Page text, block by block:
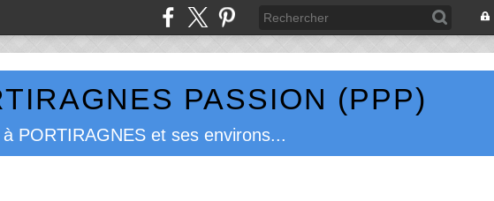
PASSION (PPP)
PORTIRAGNES et ses environs...